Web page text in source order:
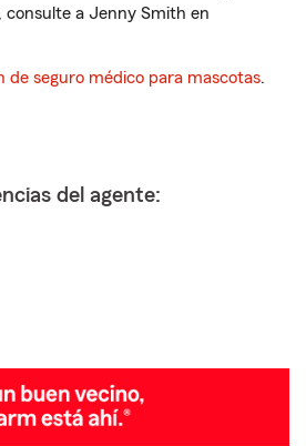
consulte a Jenny Smith en
de seguro médico para mascotas.
del agente: